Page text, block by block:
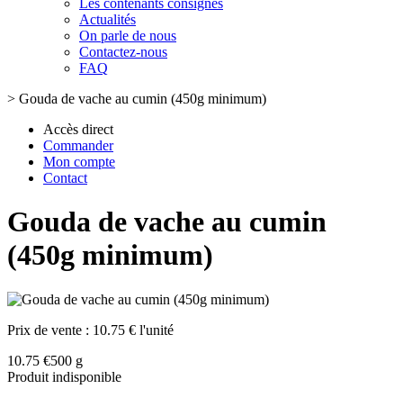
Les contenants consignés
Actualités
On parle de nous
Contactez-nous
FAQ
> Gouda de vache au cumin (450g minimum)
Accès direct
Commander
Mon compte
Contact
Gouda de vache au cumin
(450g minimum)
Prix de vente : 10.75 € l'unité
10.75 €500 g
Produit indisponible